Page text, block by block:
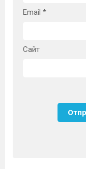
Email *
Сайт